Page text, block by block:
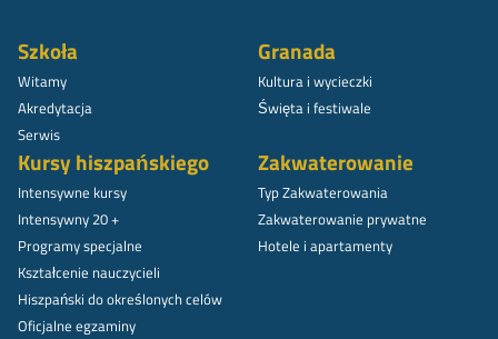
Szkoła
Witamy
Akredytacja
Serwis
Granada
Kultura i wycieczki
Święta i festiwale
Kursy hiszpańskiego
Intensywne kursy
Intensywny 20 +
Programy specjalne
Kształcenie nauczycieli
Hiszpański do określonych celów
Oficjalne egzaminy
Zakwaterowanie
Typ Zakwaterowania
Zakwaterowanie prywatne
Hotele i apartamenty